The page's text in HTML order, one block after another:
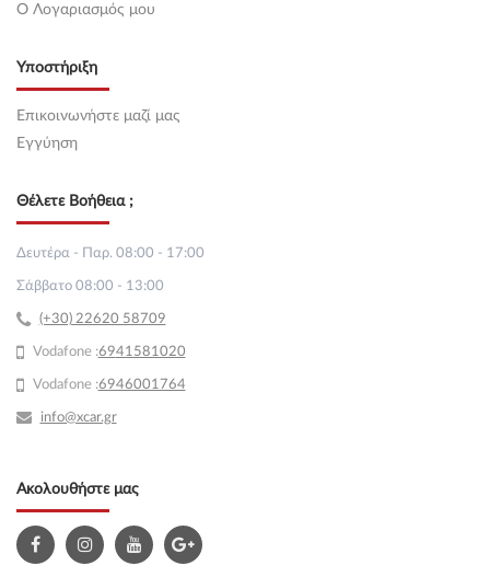
O Λογαριασμός μου
Υποστήριξη
Επικοινωνήστε μαζί μας
Εγγύηση
Θέλετε Βοήθεια ;
Δευτέρα - Παρ. 08:00 - 17:00
Σάββατο 08:00 - 13:00
(+30) 22620 58709
Vodafone :6941581020
Vodafone :6946001764
info@xcar.gr
Ακολουθήστε μας